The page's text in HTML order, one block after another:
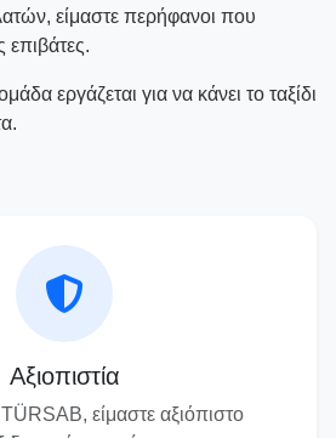
είμαστε περήφανοι που
επιβάτες.
εργάζεται για να κάνει το ταξίδι
Αξιοπιστία
είμαστε αξιόπιστο